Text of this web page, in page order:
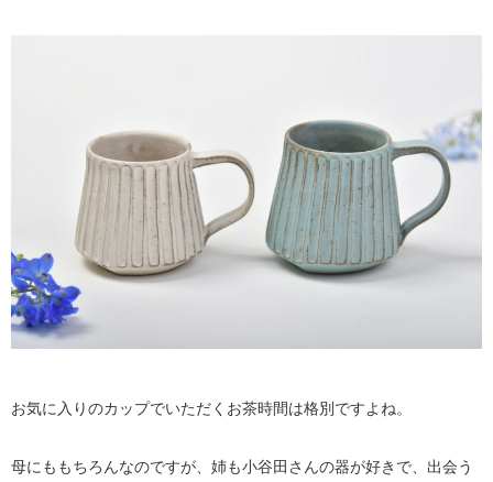
お気に入りのカップでいただくお茶時間は格別ですよね。
母にももちろんなのですが、姉も小谷田さんの器が好きで、出会う